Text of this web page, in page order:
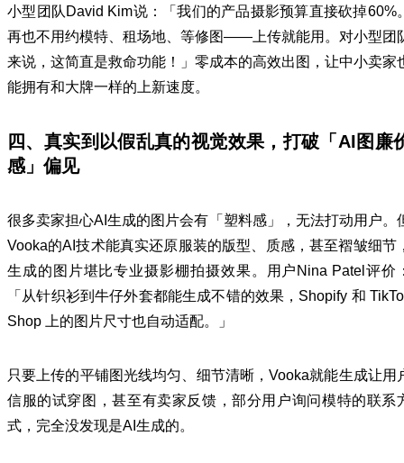
小型团队David Kim说：「我们的产品摄影预算直接砍掉60%
再也不用约模特、租场地、等修图——上传就能用。对小型团
来说，这简直是救命功能！」零成本的高效出图，让中小卖家
能拥有和大牌一样的上新速度。
四、真实到以假乱真的视觉效果，打破「AI图廉
感」偏见
很多卖家担心AI生成的图片会有「塑料感」，无法打动用户。
Vooka的AI技术能真实还原服装的版型、质感，甚至褶皱细节
生成的图片堪比专业摄影棚拍摄效果。用户Nina Patel评价
「从针织衫到牛仔外套都能生成不错的效果，Shopify 和
Shop 上的图片尺寸也自动适配。」
只要上传的平铺图光线均匀、细节清晰，Vooka就能生成让用
信服的试穿图，甚至有卖家反馈，部分用户询问模特的联系
式，完全没发现是AI生成的。